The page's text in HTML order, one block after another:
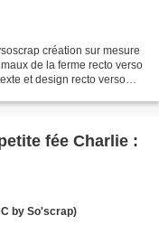
création sur mesure
de la ferme recto verso
et design recto verso
fée Charlie :
by So'scrap)